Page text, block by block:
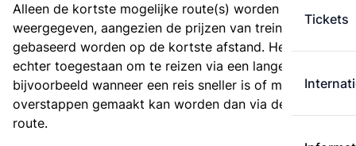
Tickets
Alleen de kortste mogelijke route(s) worden
weergegeven, aangezien de prijzen van treintickets
gebaseerd worden op de kortste afstand. Het is
echter toegestaan om te reizen via een langere route,
bijvoorbeeld wanneer een reis sneller is of met minder
overstappen gemaakt kan worden dan via de kortste
route.